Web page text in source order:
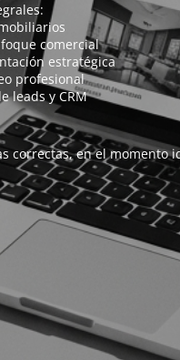
comercial
estratégica
profesional
leads y CRM
correctas, en el momento